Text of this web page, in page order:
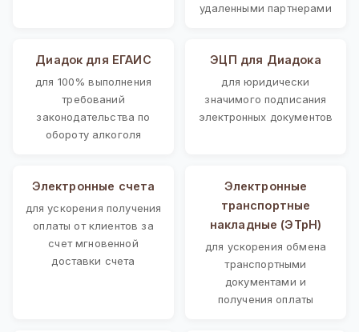
удаленными партнерами
Диадок для ЕГАИС
для 100% выполнения
требований
законодательства по
обороту алкоголя
ЭЦП для Диадока
для юридически
значимого подписания
электронных документов
Электронные счета
для ускорения получения
оплаты от клиентов за
счет мгновенной
доставки счета
Электронные
транспортные
накладные (ЭТрН)
для ускорения обмена
транспортными
документами и
получения оплаты